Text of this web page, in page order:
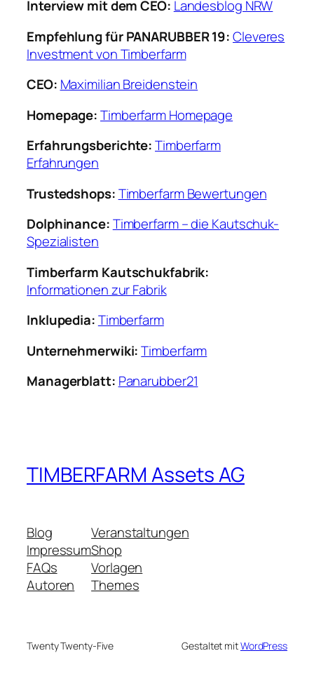
Interview mit dem CEO: Landesblog NRW
Empfehlung für PANARUBBER 19:Cleveres
Investment von Timberfarm
CEO: Maximilian Breidenstein
Homepage:Timberfarm Homepage
Erfahrungsberichte:Timberfarm
Erfahrungen
Trustedshops:Timberfarm Bewertungen
Dolphinance:Timberfarm – die Kautschuk-
Spezialisten
Timberfarm Kautschukfabrik:
Informationen zur Fabrik
Inklupedia:Timberfarm
Unternehmerwiki: Timberfarm
Managerblatt: Panarubber21
TIMBERFARM Assets AG
Blog
Impressum
FAQs
Autoren
Veranstaltungen
Shop
Vorlagen
Themes
Twenty Twenty-Five Gestaltet mitWordPress